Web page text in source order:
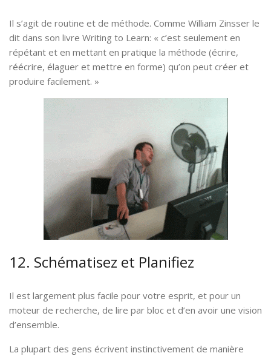
Il s’agit de routine et de méthode. Comme William Zinsser le
dit dans son livre Writing to Learn: « c’est seulement en
répétant et en mettant en pratique la méthode (écrire,
réécrire, élaguer et mettre en forme) qu’on peut créer et
produire facilement. »
12. Schématisez et Planifiez
Il est largement plus facile pour votre esprit, et pour un
moteur de recherche, de lire par bloc et d’en avoir une vision
d’ensemble.
La plupart des gens écrivent instinctivement de manière